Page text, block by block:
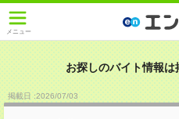
メニュー
お探しのバイト情報は
掲載日 :2026/07/03